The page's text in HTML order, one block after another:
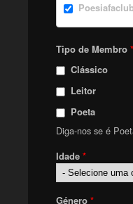
Tipo de Membro *
Clássico
Leitor
Poeta
Diga-nos se é
Idade *
Género *